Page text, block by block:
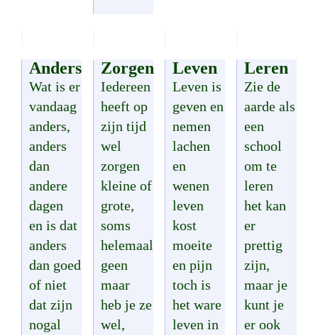
Anders
Wat is er
vandaag
anders,
anders
dan
andere
dagen
en is dat
anders
dan goed
of niet
dat zijn
nogal
Zorgen
Iedereen
heeft op
zijn tijd
wel
zorgen
kleine of
grote,
soms
helemaal
geen
maar
heb je ze
wel,
Leven
Leven is
geven en
nemen
lachen
en
wenen
leven
kost
moeite
en pijn
toch is
het ware
leven in
Leren
Zie de
aarde als
een
school
om te
leren
het kan
er
prettig
zijn,
maar je
kunt je
er ook